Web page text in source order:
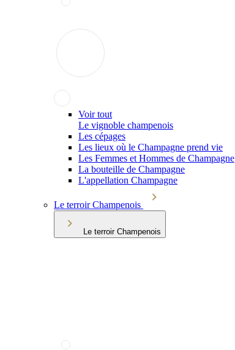
Voir tout
Le vignoble champenois
Les cépages
Les lieux où le Champagne prend vie
Les Femmes et Hommes de Champagne
La bouteille de Champagne
L'appellation Champagne
Le terroir Champenois
Le terroir Champenois